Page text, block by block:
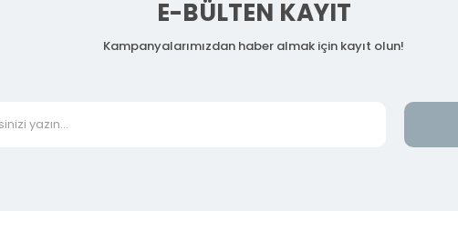
E-BÜLTEN KAYIT
Kampanyalarımızdan haber almak için kayıt olun!